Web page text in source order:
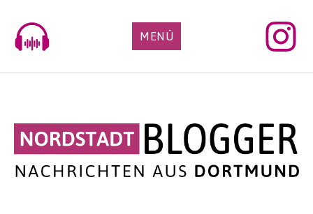
content
MENÜ